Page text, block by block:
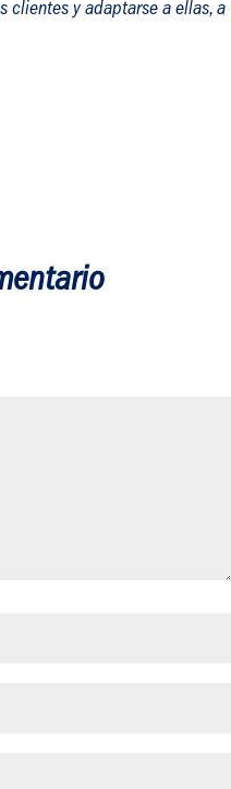
clientes y adaptarse a ellas, a